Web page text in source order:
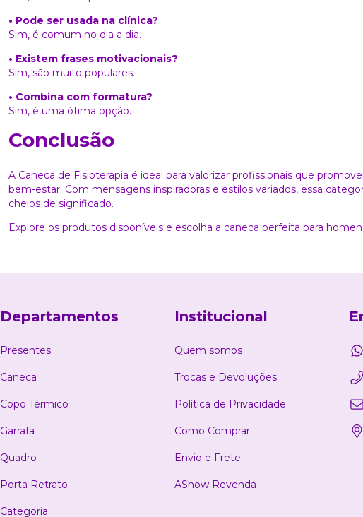
• Pode ser usada na clínica?
Sim, é comum no dia a dia.
• Existem frases motivacionais?
Sim, são muito populares.
• Combina com formatura?
Sim, é uma ótima opção.
Conclusão
A Caneca de Fisioterapia é ideal para valorizar profissionais que
bem-estar. Com mensagens inspiradoras e estilos variados, essa
cheios de significado.
Explore os produtos disponíveis e escolha a caneca perfeita para
Departamentos
Presentes
Caneca
Copo Térmico
Garrafa
Quadro
Porta Retrato
Categoria
Institucional
Quem somos
Trocas e Devoluções
Política de Privacidade
Como Comprar
Envio e Frete
AShow Revenda